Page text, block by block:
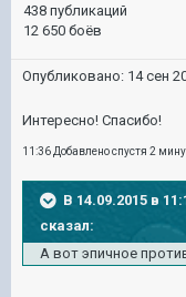
438 публикаций
12 650 боёв
Опубликовано: 14 сен
Интересно! Спасибо!
11:36 Добавлено спустя 2
В 14.09.2015 в
сказал:
А вот эпичное